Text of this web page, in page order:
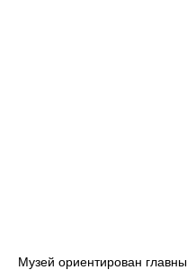
Музей ориентирован